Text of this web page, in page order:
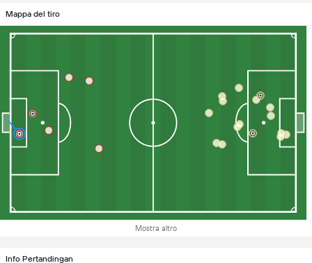
Mappa del tiro
Mostra altro
Info Pertandingan